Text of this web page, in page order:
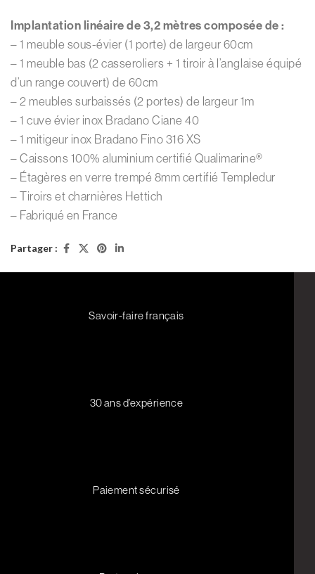
Implantation linéaire de 3,2 mètres composée de :
– 1 meuble sous-évier (1 porte) de largeur 60cm
– 1 meuble bas (2 casseroliers + 1 tiroir à l’anglaise équipé
d’un range couvert) de 60cm
– 2 meubles surbaissés (2 portes) de largeur 1m
– 1 cuve évier inox Bradano Ciane 40
– 1 mitigeur inox Bradano Fino 316 XS
– Caissons 100% aluminium certifié Qualimarine®
– Étagères en verre trempé 8mm certifié Templedur
– Tiroirs et charnières Hettich
– Fabriqué en France
Partager :
Savoir-faire français
30 ans d’expérience
Paiement sécurisé